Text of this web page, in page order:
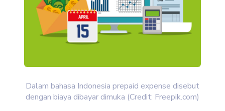
Dalam bahasa Indonesia prepaid expense disebut
dengan biaya dibayar dimuka (Credit: Freepik.com)